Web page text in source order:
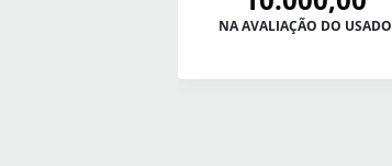
NA AVALIAÇÃO DO USADO